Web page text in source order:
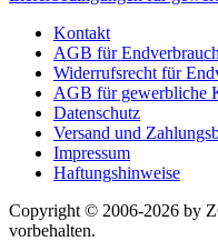
Kontakt
AGB für
Widerrufsrecht für
AGB für gewerbliche
Datenschutz
Versand und
Impressum
Haftungshinweise
Copyright © 2006-2026 by
vorbehalten.